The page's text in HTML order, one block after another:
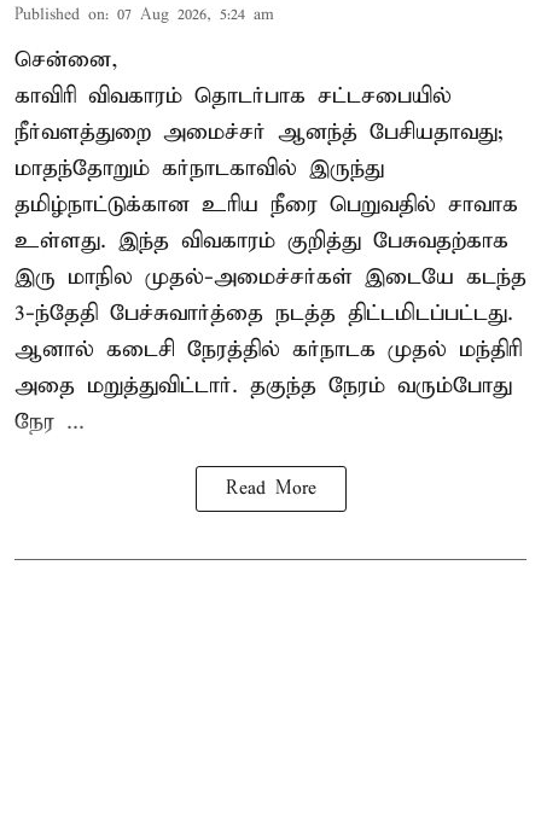
Published on: 07 Aug 2026, 5:24 am
சென்னை,
காவிரி விவகாரம் தொடர்பாக சட்டசபையில்
நீர்வளத்துறை அமைச்சர் ஆனந்த் பேசியதாவது;
மாதந்தோறும் கர்நாடகாவில் இருந்து
தமிழ்நாட்டுக்கான உரிய நீரை பெறுவதில் சாவாக
உள்ளது. இந்த விவகாரம் குறித்து பேசுவதற்காக
இரு மாநில முதல்-அமைச்சர்கள் இடையே கடந்த
3-ந்தேதி பேச்சுவார்த்தை நடத்த திட்டமிடப்பட்டது.
ஆனால் கடைசி நேரத்தில் கர்நாடக முதல் மந்திரி
அதை மறுத்துவிட்டார். தகுந்த நேரம் வரும்போது
நேர ...
Read More